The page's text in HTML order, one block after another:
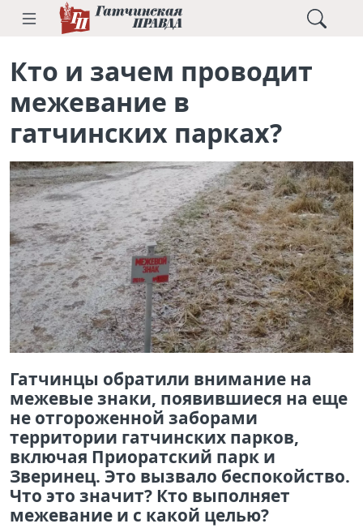
Кто и зачем проводит
межевание в
гатчинских парках?
Гатчинцы обратили внимание на
межевые знаки, появившиеся на еще
не отгороженной заборами
территории гатчинских парков,
включая Приоратский парк и
Зверинец. Это вызвало беспокойство.
Что это значит? Кто выполняет
межевание и с какой целью?